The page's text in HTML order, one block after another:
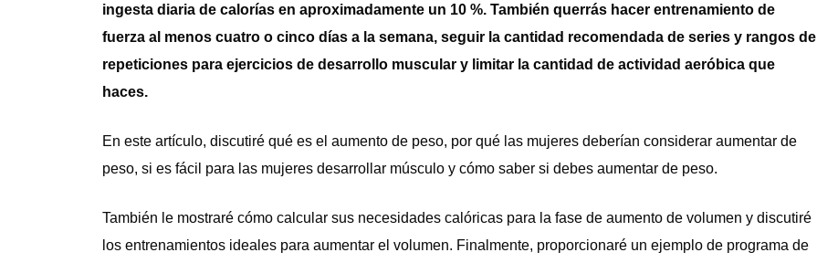
ingesta diaria de calorías en aproximadamente un 10 %. También querrás hacer entrenamiento de
fuerza al menos cuatro o cinco días a la semana, seguir la cantidad recomendada de series y rangos de
repeticiones para ejercicios de desarrollo muscular y limitar la cantidad de actividad aeróbica que
haces.
En este artículo, discutiré qué es el aumento de peso, por qué las mujeres deberían considerar aumentar de
peso, si es fácil para las mujeres desarrollar músculo y cómo saber si debes aumentar de peso.
También le mostraré cómo calcular sus necesidades calóricas para la fase de aumento de volumen y discutiré
los entrenamientos ideales para aumentar el volumen. Finalmente, proporcionaré un ejemplo de programa de